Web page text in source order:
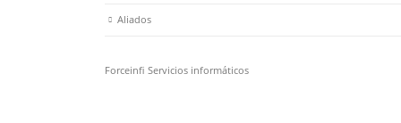
Aliados
Forceinfi Servicios informáticos